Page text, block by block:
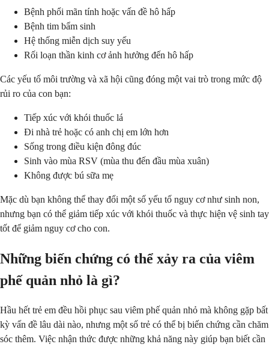
Bệnh phổi mãn tính hoặc vấn đề hô hấp
Bệnh tim bẩm sinh
Hệ thống miễn dịch suy yếu
Rối loạn thần kinh cơ ảnh hưởng đến hô hấp
Các yếu tố môi trường và xã hội cũng đóng một vai trò trong mức độ
rủi ro của con bạn:
Tiếp xúc với khói thuốc lá
Đi nhà trẻ hoặc có anh chị em lớn hơn
Sống trong điều kiện đông đúc
Sinh vào mùa RSV (mùa thu đến đầu mùa xuân)
Không được bú sữa mẹ
Mặc dù bạn không thể thay đổi một số yếu tố nguy cơ như sinh non,
nhưng bạn có thể giảm tiếp xúc với khói thuốc và thực hiện vệ sinh tay
tốt để giảm nguy cơ cho con.
Những biến chứng có thể xảy ra của viêm
phế quản nhỏ là gì?
Hầu hết trẻ em đều hồi phục sau viêm phế quản nhỏ mà không gặp bất
kỳ vấn đề lâu dài nào, nhưng một số trẻ có thể bị biến chứng cần chăm
sóc thêm. Việc nhận thức được những khả năng này giúp bạn biết cần